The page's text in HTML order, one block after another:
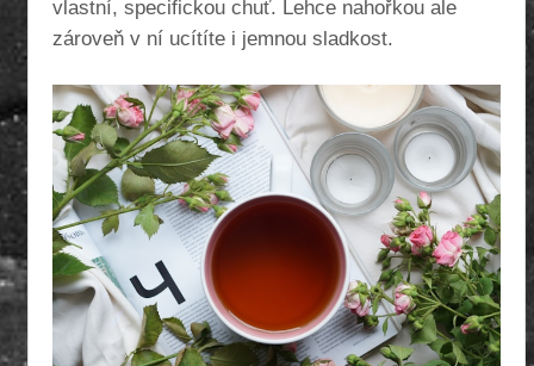
vlastní, specifickou chuť. Lehce nahořkou ale
zároveň v ní ucítíte i jemnou sladkost.